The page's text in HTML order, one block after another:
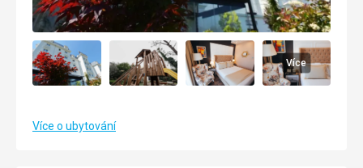
Více
Více o ubytování